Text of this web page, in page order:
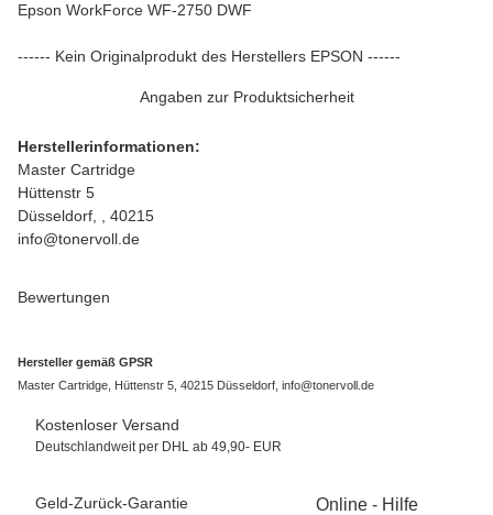
Epson WorkForce WF-2750 DWF
------ Kein Originalprodukt des Herstellers EPSON ------
Angaben zur Produktsicherheit
Herstellerinformationen:
Master Cartridge
Hüttenstr 5
Düsseldorf, , 40215
info@tonervoll.de
Bewertungen
Hersteller gemäß GPSR
Master Cartridge, Hüttenstr 5, 40215 Düsseldorf, info@tonervoll.de
Kostenloser Versand
Deutschlandweit per DHL ab 49,90- EUR
Geld-Zurück-Garantie Online - Hilfe